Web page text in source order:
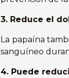
3. Reduce el
La papaína
sanguíneo
4. Puede